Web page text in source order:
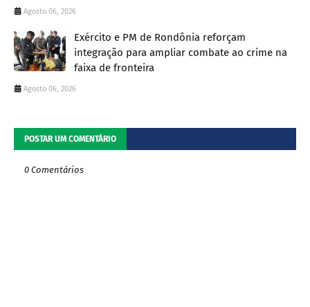
Agosto 06, 2026
Exército e PM de Rondônia reforçam
integração para ampliar combate ao crime na
faixa de fronteira
Agosto 06, 2026
POSTAR UM COMENTÁRIO
0 Comentários